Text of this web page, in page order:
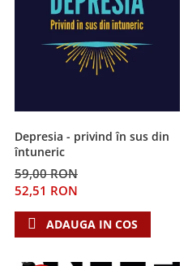
Depresia - privind în sus din
întuneric
59,00 RON
52,51 RON
ADAUGA IN COS